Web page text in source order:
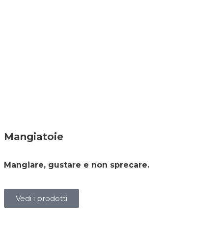
Mangiatoie
Mangiare, gustare e non sprecare.
Vedi i prodotti